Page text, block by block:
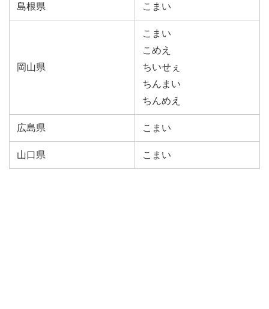
島根県 こまい
岡山県
こまい
こめえ
ちいせぇ
ちんまい
ちんめえ
広島県 こまい
山口県 こまい